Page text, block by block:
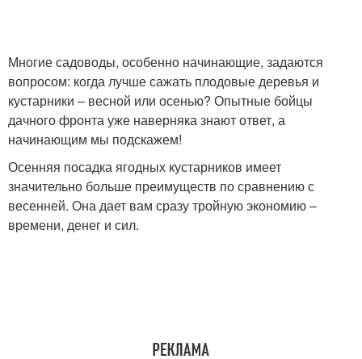
Многие садоводы, особенно начинающие, задаются
вопросом: когда лучше сажать плодовые деревья и
кустарники – весной или осенью? Опытные бойцы
дачного фронта уже наверняка знают ответ, а
начинающим мы подскажем!
Осенняя посадка ягодных кустарников имеет
значительно больше преимуществ по сравнению с
весенней. Она дает вам сразу тройную экономию –
времени, денег и сил.